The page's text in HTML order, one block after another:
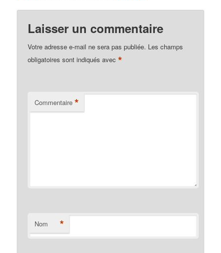
Laisser un commentaire
Votre adresse e-mail ne sera pas publiée. Les champs
obligatoires sont indiqués avec*
Commentaire *
Nom *